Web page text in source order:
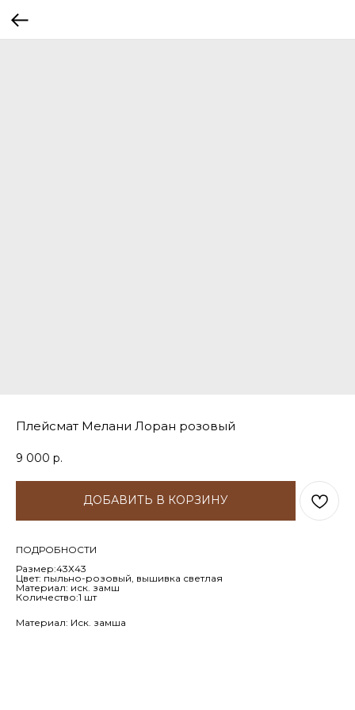
Плейсмат Мелани Лоран розовый
9 000 р.
ДОБАВИТЬ В КОРЗИНУ
ПОДРОБНОСТИ
Размер:43Х43
Цвет: пыльно-розовый, вышивка светлая
Материал: иск. замш
Количество:1 шт
Материал: Иск. замша